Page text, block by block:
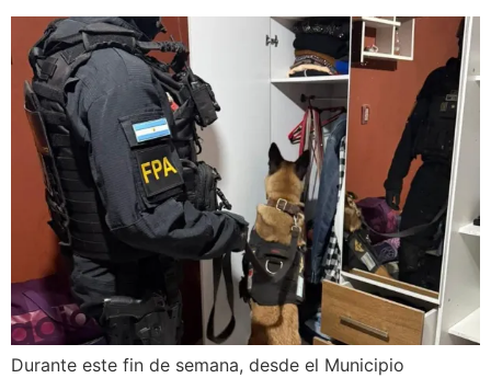
Durante este fin de semana, desde el Municipio